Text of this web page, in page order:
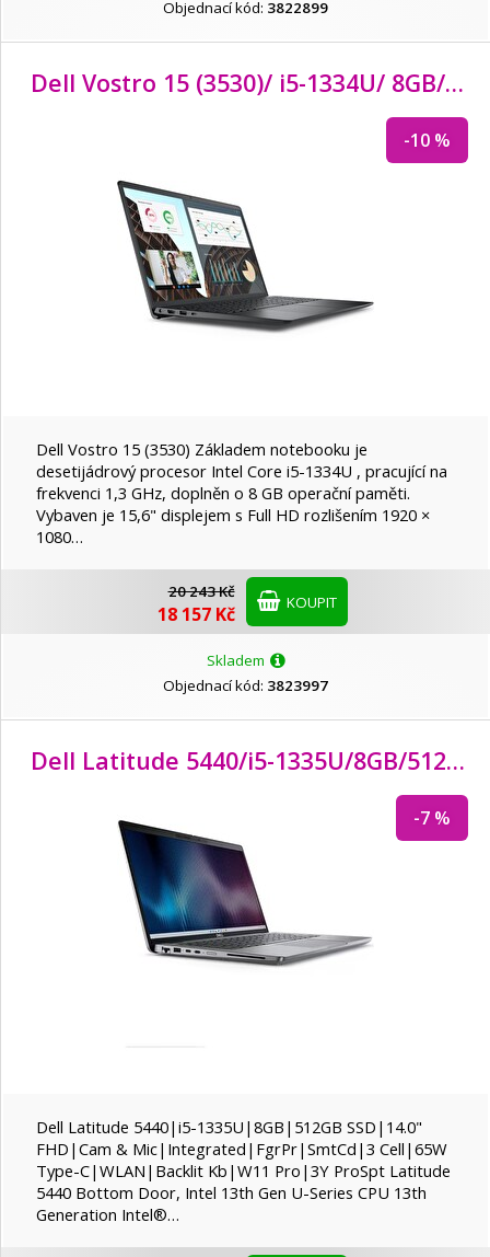
Objednací kód: 3822899
Dell Vostro 15 (3530)/ i5-1334U/ 8GB/ 512GB SSD/ 15.6" FHD/ Intel UHD/ FPR/ podsv.kl./ W11Pro/ černá/ 3Y PS on-site
-10 %
Dell Vostro 15 (3530) Základem notebooku je
desetijádrový procesor Intel Core i5-1334U , pracující na
frekvenci 1,3 GHz, doplněn o 8 GB operační paměti.
Vybaven je 15,6" displejem s Full HD rozlišením 1920 ×
1080…
20 243 Kč
18 157 Kč KOUPIT
Skladem
Objednací kód: 3823997
Dell Latitude 5440/i5-1335U/8GB/512GB SSD/
-7 %
Dell Latitude 5440|i5-1335U|8GB|512GB SSD|14.0"
FHD|Cam & Mic|Integrated|FgrPr|SmtCd|3 Cell|65W
Type-C|WLAN|Backlit Kb|W11 Pro|3Y ProSpt Latitude
5440 Bottom Door, Intel 13th Gen U-Series CPU 13th
Generation Intel®…